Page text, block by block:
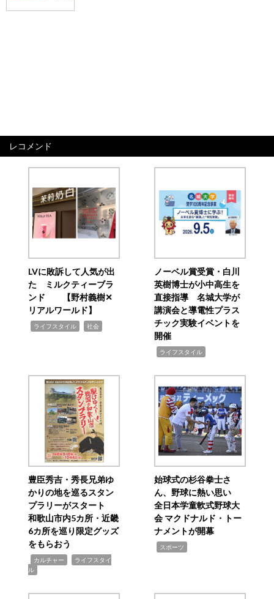
レコメンド
LVに敗訴して人気が出
た ミルクティーブラ
ンド 【野村義樹✕
リアルワールド】
ライフスタイル 社会
ノーベル賞受賞・白川
英樹博士が小中高生を
直接指導 名城大学が
講演会と導電性プラス
チック実験イベントを
開催
ライフスタイル
豊臣秀吉・秀長兄弟ゆ
かりの地を巡るスタン
プラリーがスタート
和歌山市内5カ所・近畿
6カ所を巡り限定グッズ
をもらおう
カルチャー
ライフスタイ
ル
始球式の杉谷拳士さ
ん、野球に熱い思い
全日本学童軟式野球大
会 マクドナルド・トー
ナメントが開幕
スポーツ